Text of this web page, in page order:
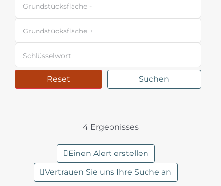
Reset Suchen
4 Ergebnisses
Einen Alert erstellen
Vertrauen Sie uns Ihre Suche an